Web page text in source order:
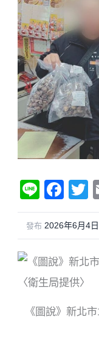
Li
n
e
F
a
c
b
o
o
tt
發布 2026年6月4
《圖說》新北